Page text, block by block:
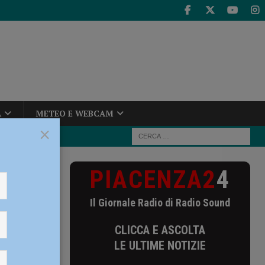
METEO E WEBCAM
con il
la
PIACENZA24
Il Giornale Radio di Radio Sound
CLICCA E ASCOLTA
LE ULTIME NOTIZIE
×